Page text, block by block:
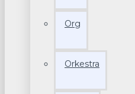
Org
Orkestra